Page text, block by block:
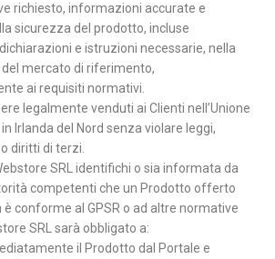
richiesto, informazioni accurate e
sicurezza del prodotto, incluse
e istruzioni necessarie, nella
del mercato di riferimento,
ai requisiti normativi.
legalmente venduti ai Clienti nell’Unione
Irlanda del Nord senza violare leggi,
diritti di terzi.
SRL identifichi o sia informata da
competenti che un Prodotto offerto
è conforme al GPSR o ad altre normative
SRL sarà obbligato a:
il Prodotto dal Portale e